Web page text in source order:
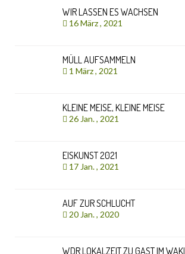
WIR LASSEN ES WACHSEN
16 März , 2021
MÜLL AUFSAMMELN
1 März , 2021
KLEINE MEISE, KLEINE MEISE
26 Jan. , 2021
EISKUNST 2021
17 Jan. , 2021
AUF ZUR SCHLUCHT
20 Jan. , 2020
WDR LOKALZEIT ZU GAST IM WAKI